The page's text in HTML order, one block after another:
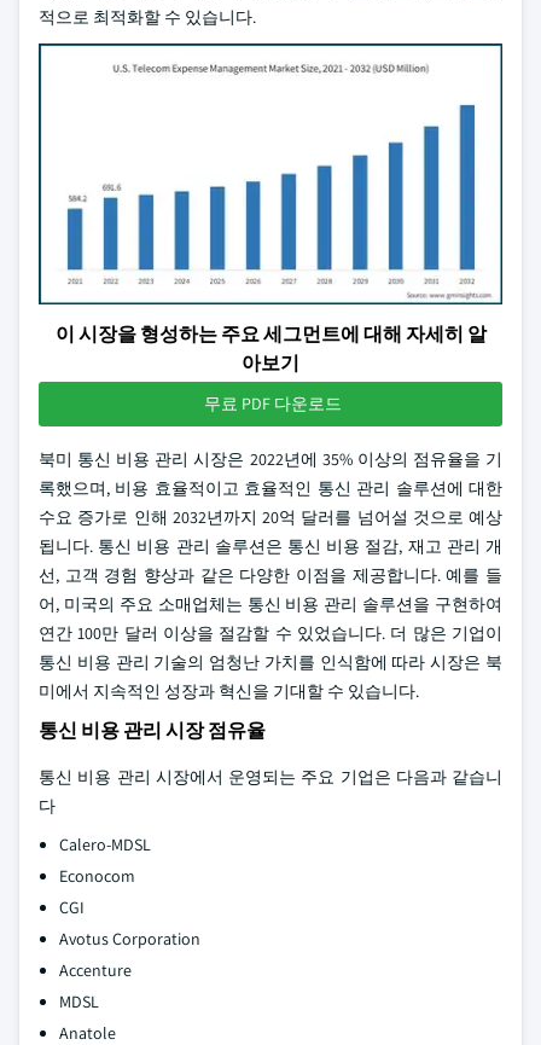
적으로 최적화할 수 있습니다.
이 시장을 형성하는 주요 세그먼트에 대해 자세히 알
아보기
무료 PDF 다운로드
북미 통신 비용 관리 시장은 2022년에 35% 이상의 점유율을 기
록했으며, 비용 효율적이고 효율적인 통신 관리 솔루션에 대한
수요 증가로 인해 2032년까지 20억 달러를 넘어설 것으로 예상
됩니다. 통신 비용 관리 솔루션은 통신 비용 절감, 재고 관리 개
선, 고객 경험 향상과 같은 다양한 이점을 제공합니다. 예를 들
어, 미국의 주요 소매업체는 통신 비용 관리 솔루션을 구현하여
연간 100만 달러 이상을 절감할 수 있었습니다. 더 많은 기업이
통신 비용 관리 기술의 엄청난 가치를 인식함에 따라 시장은 북
미에서 지속적인 성장과 혁신을 기대할 수 있습니다.
통신 비용 관리 시장 점유율
통신 비용 관리 시장에서 운영되는 주요 기업은 다음과 같습니
다
Calero-MDSL
Econocom
CGI
Avotus Corporation
Accenture
MDSL
Anatole